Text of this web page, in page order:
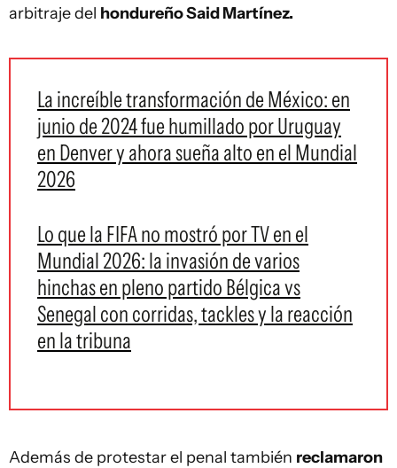
arbitraje del hondureño Said Martínez.
La increíble transformación de México: en
junio de 2024 fue humillado por Uruguay
en Denver y ahora sueña alto en el Mundial
2026
Lo que la FIFA no mostró por TV en el
Mundial 2026: la invasión de varios
hinchas en pleno partido Bélgica vs
Senegal con corridas, tackles y la reacción
en la tribuna
Además de protestar el penal también reclamaron